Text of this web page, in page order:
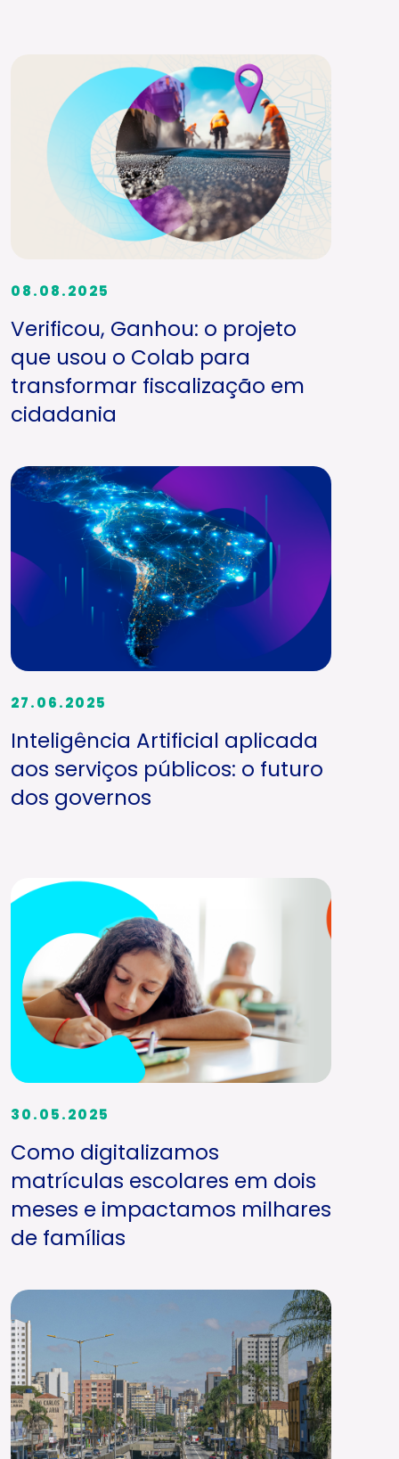
08.08.2025
Verificou, Ganhou: o projeto
que usou o Colab para
transformar fiscalização em
cidadania
27.06.2025
Inteligência Artificial aplicada
aos serviços públicos: o futuro
dos governos
30.05.2025
Como digitalizamos
matrículas escolares em dois
meses e impactamos milhares
de famílias